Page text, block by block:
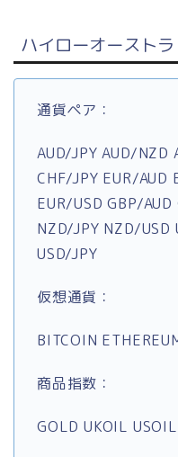
ハイローオースト
通貨ペア：
AUD/JPYAUD/NZD
CHF/JPY EUR/AUD
EUR/USD GBP/
NZD/JPY NZD/USD
USD/JPY
仮想通貨：
BITCOIN
商品指数：
GOLD UKOIL USOIL